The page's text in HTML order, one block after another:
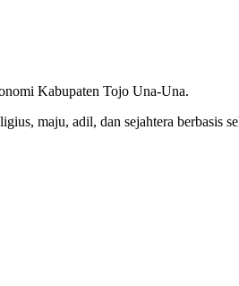
Kabupaten Tojo Una-Una.
maju, adil, dan sejahtera berbasis